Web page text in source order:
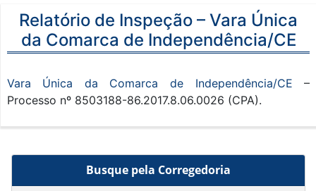
Busque pela Corregedoria
Relatório de Inspeção – Vara Única
da Comarca de Independência/CE
Vara Única da Comarca de Independência/CE –
Processo nº 8503188-86.2017.8.06.0026 (CPA).